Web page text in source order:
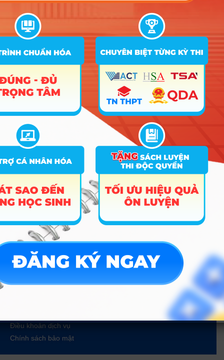
hành
18
Hướng nghiệp
HOCMAI
ĐĂNG KÝ NGAY
Công cụ
Tra cứu đề án tuyển sinh
Tư vấn hướng nghiệp
Tin tức
Tin giáo dục nổi bật
Điều khoản dịch vụ
Chính sách bảo mật